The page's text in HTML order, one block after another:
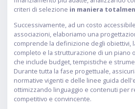
criteri di selezione in maniera
Successivamente, ad un costo
associazioni, elaboriamo una
comprende la definizione degli obiettivi,
completo e la strutturazione di un piano
che include budget, tempistiche e
Durante tutta la fase progettuale,
normative vigenti e delle linee guida
ottimizzando linguaggio e contenuti per
competitivo e convincente.